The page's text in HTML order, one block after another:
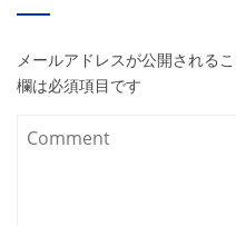
メールアドレスが公開されるこ
欄は必須項目です